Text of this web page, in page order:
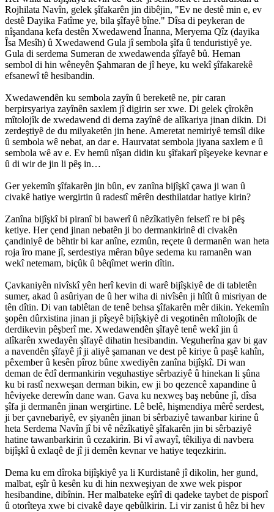
Rojhilata Navîn, gelek şîfakarên jin dibêjin, "Ev ne destê min e, ev
destê Dayika Fatîme ye, bila şîfayê bîne." Dîsa di peykeran de
nîşandana kefa destên Xwedawend Înanna, Meryema Qîz (dayika
Îsa Mesîh) û Xwedawend Gula jî sembola şîfa û tenduristiyê ye.
Gula di serdema Sumeran de xwedawenda şîfayê bû. Heman
sembol di hin wêneyên Şahmaran de jî heye, ku wekî şîfakarekê
efsanewî tê hesibandin.
Xwedawendên ku sembola zayîn û bereketê ne, pir caran
berpirsyariya zayînên saxlem jî digirin ser xwe. Di gelek çîrokên
mîtolojîk de xwedawend di dema zayînê de alîkariya jinan dikin. Di
zerdeştiyê de du milyaketên jin hene. Ameretat nemiriyê temsîl dike
û sembola wê nebat, an dar e. Haurvatat sembola jiyana saxlem e û
sembola wê av e. Ev hemû nîşan didin ku şîfakarî pîşeyeke kevnar e
û di wir de jin li pêş in…
Ger yekemîn şîfakarên jin bûn, ev zanîna bijîşkî çawa ji wan û
civakê hatiye wergirtin û radestî mêrên desthilatdar hatiye kirin?
Zanîna bijîşkî bi piranî bi bawerî û nêzîkatiyên felsefî re bi pêş
ketiye. Her çend jinan nebatên ji bo dermankirinê di civakên
çandiniyê de bêhtir bi kar anîne, ezmûn, reçete û dermanên wan heta
roja îro mane jî, serdestiya mêran bûye sedema ku ramanên wan
wekî netemam, biçûk û bêqîmet werin dîtin.
Çavkaniyên nivîskî yên herî kevin di warê bijîşkiyê de di tabletên
sumer, akad û asûriyan de û her wiha di nivîsên ji hîtît û misriyan de
tên dîtin. Di van tablêtan de tenê behsa şîfakarên mêr dikin. Yekemîn
şopên dûrxistina jinan ji pîşeyê bijîşkiyê di vegotinên mîtolojîk de
derdikevin pêşberî me. Xwedawendên şîfayê tenê wekî jin û
alîkarên xwedayên şîfayê dihatin hesibandin. Veguherîna gav bi gav
a navendên şîfayê jî ji aliyê şamanan ve dest pê kiriye û paşê kahîn,
pêxember û kesên pîroz bûne xwediyên zanîna bijîşkî. Di wan
deman de êdî dermankirin veguhastiye sêrbaziyê û hinekan li şûna
ku bi rastî nexweşan derman bikin, ew ji bo qezencê xapandine û
hêviyeke derewîn dane wan. Gava ku nexweş baş nebûne jî, dîsa
şîfa ji dermanên jinan wergirtine. Lê belê, hişmendiya mêrê serdest,
ji ber çavnebariyê, ev şiyanên jinan bi sêrbaziyê tawanbar kirine û
heta Serdema Navîn jî bi vê nêzîkatiyê şîfakarên jin bi sêrbaziyê
hatine tawanbarkirin û cezakirin. Bi vî awayî, têkiliya di navbera
bijîşkî û exlaqê de jî ji demên kevnar ve hatiye teqezkirin.
Dema ku em dîroka bijîşkiyê ya li Kurdistanê jî dikolin, her gund,
malbat, eşîr û kesên ku di hin nexweşiyan de xwe wek pispor
hesibandine, dibînin. Her malbateke eşîrî di qadeke taybet de pisporî
û otorîteya xwe bi civakê daye qebûlkirin. Li vir zanist û hêz bi hev